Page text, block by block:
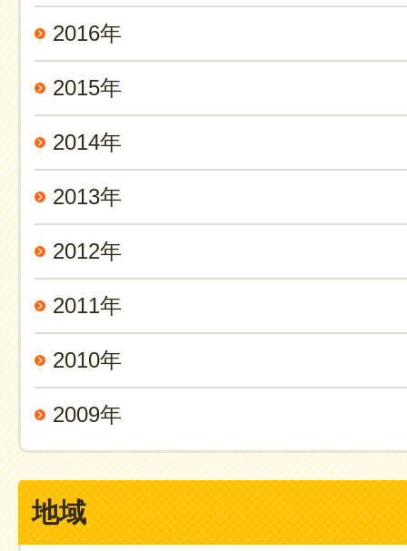
2016年
2015年
2014年
2013年
2012年
2011年
2010年
2009年
地域